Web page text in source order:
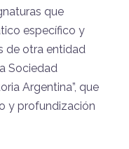
que
específico y
de otra entidad
Sociedad
Argentina”, que
y profundización